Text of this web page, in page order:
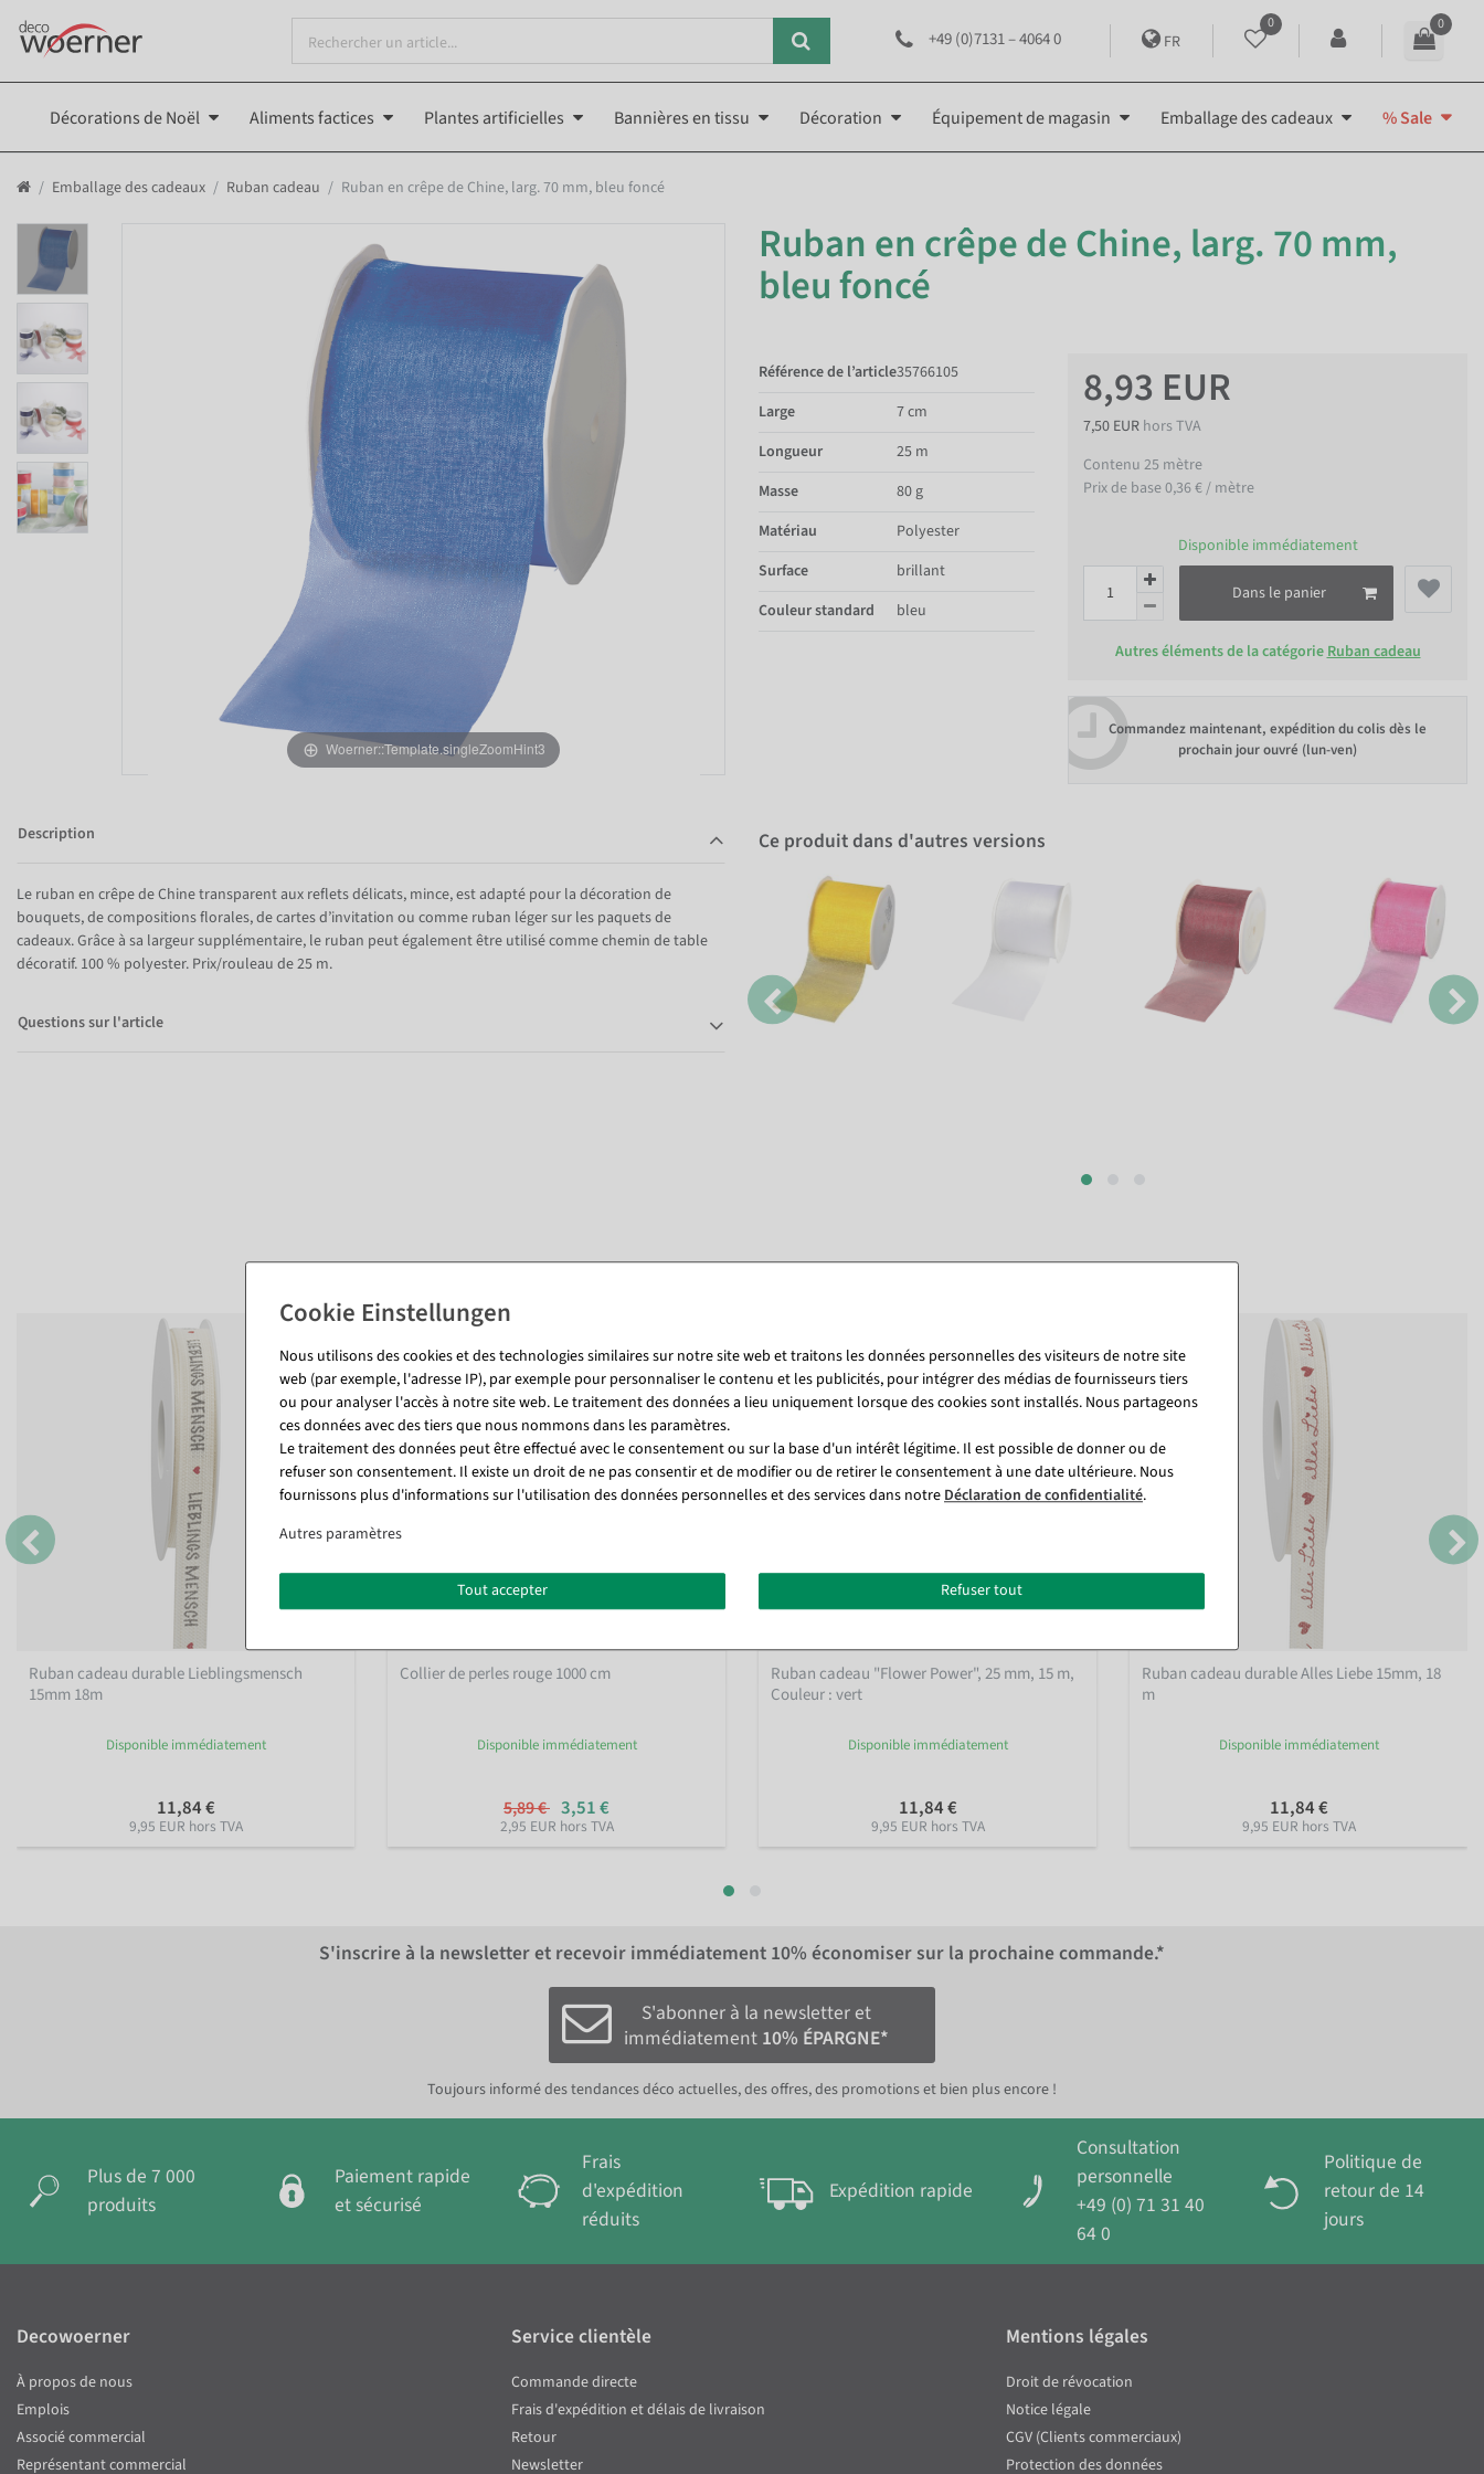
+49 (0)7131 – 4064 0 FR
0 0
Décorations de Noël Aliments factices Plantes artificielles Bannières en tissu Décoration Équipement de magasin Emballage des cadeaux % Sale
Emballage des cadeaux Ruban cadeau Ruban en crêpe de Chine, larg. 70 mm, bleu foncé
Woerner::Template.singleZoomHint3
Ruban en crêpe de Chine, larg. 70 mm,
bleu foncé
8,93 EUR
7,50 EUR hors TVA
Contenu 25 mètre
Prix de base0,36 € / mètre
Disponible immédiatement
Dans le panier
Autres éléments de la catégorieRuban cadeau
Commandez maintenant, expédition du colis dès le
prochain jour ouvré (lun-ven)
Référence de l’article35766105
Large
7 cm
Longueur
25 m
Masse
80 g
Matériau
Polyester
Surface
brillant
Couleur standard
bleu
Description
Le ruban en crêpe de Chine transparent aux reflets délicats, mince, est adapté pour la décoration de
bouquets, de compositions florales, de cartes d’invitation ou comme ruban léger sur les paquets de
cadeaux. Grâce à sa largeur supplémentaire, le ruban peut également être utilisé comme chemin de table
décoratif. 100 % polyester. Prix/rouleau de 25 m.
Questions sur l'article
Ce produit dans d'autres versions
Vous pourriez aussi aimer (8)
Ruban cadeau durable Lieblingsmensch
15mm 18m
Disponible immédiatement
11,84 €
9,95 EUR hors TVA
Collier de perles rouge 1000 cm
Disponible immédiatement
5,89 € 3,51 €
2,95 EUR hors TVA
Ruban cadeau "Flower Power", 25 mm, 15 m,
Couleur : vert
Disponible immédiatement
11,84 €
9,95 EUR hors TVA
Ruban cadeau durable Alles Liebe 15mm, 18
m
Disponible immédiatement
11,84 €
9,95 EUR hors TVA
S'inscrire à la newsletter et recevoir immédiatement 10% économiser sur la prochaine commande.*
S'abonner à la newsletter et
immédiatement 10% ÉPARGNE*
Toujours informé des tendances déco actuelles, des offres, des promotions et bien plus encore !
Plus de 7 000
produits
Paiement rapide
et sécurisé
Frais
d'expédition
réduits
Expédition rapide
Consultation
personnelle
+49 (0) 71 31 40
64 0
Politique de
retour de 14
jours
Nous utilisons des cookies et des technologies similaires sur notre site web et traitons les données personnelles des visiteurs de notre site
web (par exemple, l'adresse IP), par exemple pour personnaliser le contenu et les publicités, pour intégrer des médias de fournisseurs tiers
ou pour analyser l'accès à notre site web. Le traitement des données a lieu uniquement lorsque des cookies sont installés. Nous partageons
ces données avec des tiers que nous nommons dans les paramètres.
Le traitement des données peut être effectué avec le consentement ou sur la base d'un intérêt légitime. Il est possible de donner ou de
refuser son consentement. Il existe un droit de ne pas consentir et de modifier ou de retirer le consentement à une date ultérieure. Nous
fournissons plus d'informations sur l'utilisation des données personnelles et des services dans notre Déclaration de confidentialité.
Autres paramètres
Tout accepter Refuser tout
Decowoerner
À propos de nous
Emplois
Associé commercial
Représentant commercial
Service clientèle
Commande directe
Frais d'expédition et délais de livraison
Retour
Newsletter
Mentions légales
Droit de révocation
Notice légale
CGV (Clients commerciaux)
Protection des données